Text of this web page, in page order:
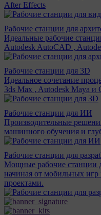
After Effects
Рабочие станции для
Идеальные рабочие
Autodesk AutoCAD ,
Рабочие станции для 3D
Идеальное сочетание
3ds Max , Autodesk Maya и
Рабочие станции для ИИ
Производительные
машинного обучения и
Рабочие станции для
Мощные рабочие станции
начиная от мобильных
проектами.